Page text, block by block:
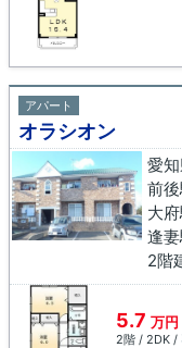
アパート
オラシオン
愛
前
大
逢
2階
5.7 万円
2階 / 2DK /